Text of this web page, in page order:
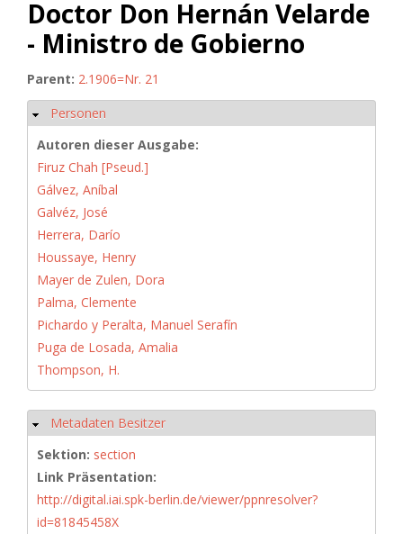
Doctor Don Hernán Velarde
- Ministro de Gobierno
Parent: 2.1906=Nr. 21
Ausblenden
Personen
Autoren dieser Ausgabe:
Firuz Chah [Pseud.]
Gálvez, Aníbal
Galvéz, José
Herrera, Darío
Houssaye, Henry
Mayer de Zulen, Dora
Palma, Clemente
Pichardo y Peralta, Manuel Serafín
Puga de Losada, Amalia
Thompson, H.
Ausblenden
Metadaten Besitzer
Sektion: section
Link Präsentation:
http://digital.iai.spk-berlin.de/viewer/ppnresolver?
id=81845458X